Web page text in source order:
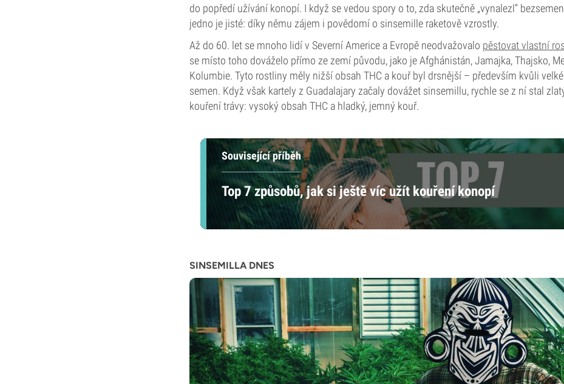
do popředí užívání konopí. I když se vedou spory o to, zda skutečně „vynalezl“
jedno je jisté: díky němu zájem i povědomí o sinsemille raketově vzrostly.
Až do 60. let se mnoho lidí v Severní Americe a Evropě neodvažovalo pěstovat vlastní
se místo toho dováželo přímo ze zemí původu, jako je Afghánistán, Jamajka, Thajsko,
Kolumbie. Tyto rostliny měly nižší obsah THC a kouř byl drsnější – především kvůli
semen. Když však kartely z Guadalajary začaly dovážet sinsemillu, rychle se z ní stal
kouření trávy: vysoký obsah THC a hladký, jemný kouř.
Související příběh
Top 7 způsobů, jak si ještě víc užít kouření konopí
SINSEMILLA DNES